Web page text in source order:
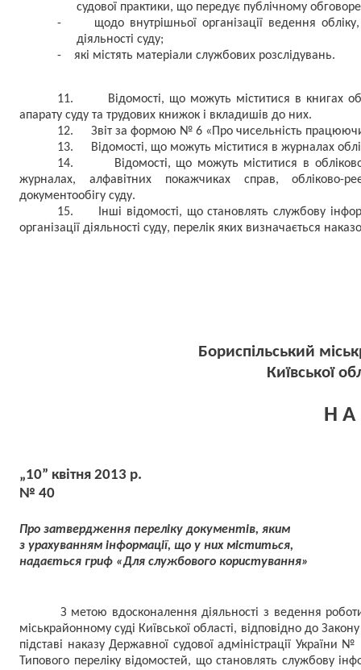
судової практики, що передує публічному
-
щодо внутрішньої організації ведення
діяльності суду;
-
які містять матеріали службових розслідувань.
11.
Відомості, що можуть міститися в книгах
апарату суду та трудових книжок і вкладишів до них.
12.
Звіт за формою № 6 «Про чисельність
13.
Відомості, що можуть міститися в журналах
14.
Відомості, що можуть міститися в
журналах, алфавітних покажчиках справ, обліково-
документообігу суду.
15.
Інші відомості, що становлять службову
організації діяльності суду, перелік яких визначається
Бориспільський
Київської
Н А
„10” квітня 2013 р.
№ 40
Про затвердження переліку документів, яким
з урахуванням інформації, що у них міститься,
надається гриф «Для службового користування»
З метою вдосконалення діяльності з ведення
міськрайонному суді Київської області, відповідно до
підставі наказу Державної судової адміністрації
Типового переліку відомостей, що становлять службову